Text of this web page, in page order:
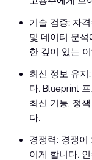
기술 검증: 자
및 데이터 분
한 깊이 있는
최신 정보 유
다. Blueprint
최신 기능, 정
다.
경쟁력: 경쟁
이게 합니다.